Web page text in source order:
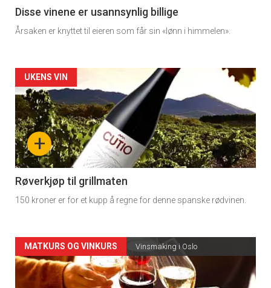
3
Disse vinene er usannsynlig billige
Årsaken er knyttet til eieren som får sin «lønn i himmelen».
Forsiden
akkurat
nå
-
4
+
UKENS VIN
Røverkjøp til grillmaten
150 kroner er for et kupp å regne for denne spanske rødvinen.
Forsiden
akkurat
MATKURS OG VINKURS Vinsmaking i Oslo